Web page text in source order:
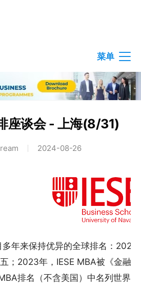
菜单
座谈会 - 上海(8/31)
2024-08-26
多年来保持优异的全球排名：
；2023年，IESE MBA被《金融
排名（不含美国）中名列世界